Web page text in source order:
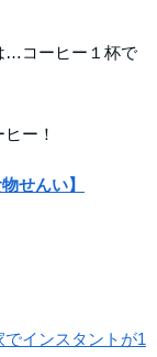
…コーヒー１杯で
ー！
せんい】
インスタントが1